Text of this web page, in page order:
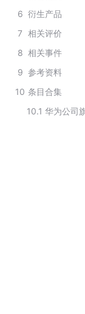
6 衍生产品
7 相关评价
8 相关事件
9 参考资料
10 条目合集
10.1